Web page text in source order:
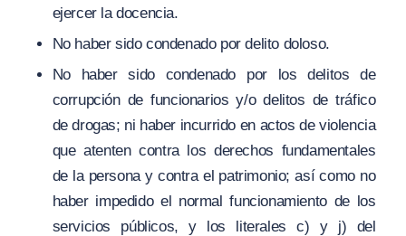
ejercer la docencia.
No haber sido condenado por delito doloso.
No haber sido condenado por los delitos de
corrupción de funcionarios y/o delitos de tráfico
de drogas; ni haber incurrido en actos de violencia
que atenten contra los derechos fundamentales
de la persona y contra el patrimonio; así como no
haber impedido el normal funcionamiento de los
servicios públicos, y los literales c) y j) del